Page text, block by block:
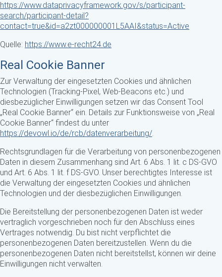
https://www.dataprivacyframework.gov/s/participant-
search/participant-detail?
contact=true&id=a2zt000000001L5AAI&status=Active
Quelle: https://www.e-recht24.de
Real Cookie Banner
Zur Verwaltung der eingesetzten Cookies und ähnlichen
Technologien (Tracking-Pixel, Web-Beacons etc.) und
diesbezüglicher Einwilligungen setzen wir das Consent Tool
„Real Cookie Banner“ ein. Details zur Funktionsweise von „Real
Cookie Banner“ findest du unter
https://devowl.io/de/rcb/datenverarbeitung/.
Rechtsgrundlagen für die Verarbeitung von personenbezogenen
Daten in diesem Zusammenhang sind Art. 6 Abs. 1 lit. c DS-GVO
und Art. 6 Abs. 1 lit. f DS-GVO. Unser berechtigtes Interesse ist
die Verwaltung der eingesetzten Cookies und ähnlichen
Technologien und der diesbezüglichen Einwilligungen.
Die Bereitstellung der personenbezogenen Daten ist weder
vertraglich vorgeschrieben noch für den Abschluss eines
Vertrages notwendig. Du bist nicht verpflichtet die
personenbezogenen Daten bereitzustellen. Wenn du die
personenbezogenen Daten nicht bereitstellst, können wir deine
Einwilligungen nicht verwalten.